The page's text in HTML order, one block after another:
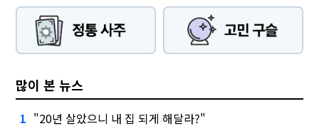
많이 본 뉴스
1 "20년 살았으니 내 집 되게 해달라?"